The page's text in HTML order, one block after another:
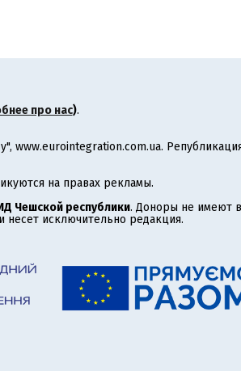
про нас).
www.eurointegration.com.ua.
на правах рекламы.
Чешской республики. Доноры не имеют
несет исключительно редакция.